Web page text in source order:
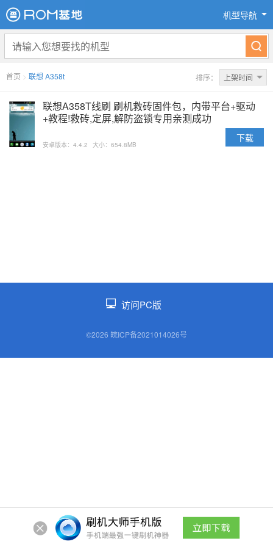
机型导航
首页 > 联想 A358t 排序： 上架时间
联想A358T线刷 刷机救砖固件包，内带平台+驱动
+教程!救砖,定屏,解防盗锁专用亲测成功
安卓版本：4.4.2 大小：654.8MB
下载
访问PC版
©2026 皖ICP备2021014026号